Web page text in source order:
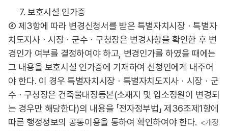
7. 보호시설 인가증
④ 제3항에 따라 변경신청서를 받은 특별자치시장ㆍ특별자
치도지사ㆍ시장ㆍ군수ㆍ구청장은 변경사항을 확인한 후 변
경인가 여부를 결정하여야 하고, 변경인가를 하였을 때에는
그 내용을 보호시설 인가증에 기재하여 신청인에게 내주어
야 한다. 이 경우 특별자치시장ㆍ특별자치도지사ㆍ시장ㆍ군
수ㆍ구청장은 건축물대장등본(소재지 및 입소정원이 변경되
는 경우만 해당한다)의 내용을 「전자정부법」 제36조제1항에
따른 행정정보의 공동이용을 통하여 확인하여야 한다. <개정